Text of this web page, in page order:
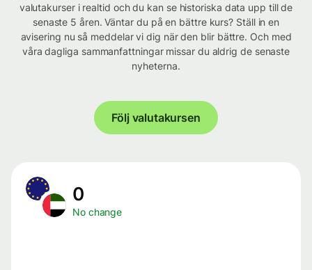
valutakurser i realtid och du kan se historiska data upp till de
senaste 5 åren. Väntar du på en bättre kurs? Ställ in en
avisering nu så meddelar vi dig när den blir bättre. Och med
våra dagliga sammanfattningar missar du aldrig de senaste
nyheterna.
Följ valutakursen
0
No change